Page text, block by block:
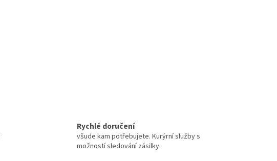
Rychlé doručení
všude kam potřebujete. Kurýrní služby s
možností sledování zásilky.